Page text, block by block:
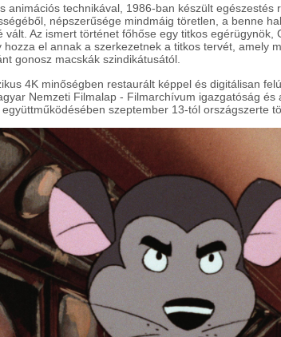
animációs technikával, 1986-ban készült egészestés
népszerűsége mindmáig töretlen, a benne
vált. Az ismert történet főhőse egy titkos egérügynök,
hozza el annak a szerkezetnek a titkos tervét, amely
gonosz macskák szindikátusától.
4K minőségben restaurált képpel és digitálisan
Nemzeti Filmalap - Filmarchívum igazgatóság és
szeptember 13-tól országszerte